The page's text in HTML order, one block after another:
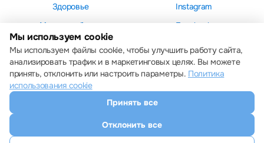
Здоровье
Мама и ребенок
Красота
Instagram
Facebook
Все права защищены © 2013 – 2026 Farmacie.md
Скачайте наше приложение
Настройки cookie
Мы используем cookie
Мы используем файлы cookie, чтобы улучшить работу сайта,
анализировать трафик и в маркетинговых целях. Вы можете
принять, отклонить или настроить параметры. Политика
использования cookie
Принять все
Отклонить все